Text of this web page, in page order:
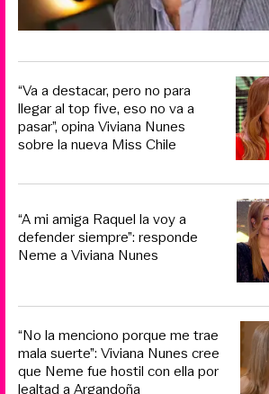
“Va a destacar, pero no para
llegar al top five, eso no va a
pasar”, opina Viviana Nunes
sobre la nueva Miss Chile
“A mi amiga Raquel la voy a
defender siempre”: responde
Neme a Viviana Nunes
“No la menciono porque me trae
mala suerte”: Viviana Nunes cree
que Neme fue hostil con ella por
lealtad a Argandoña